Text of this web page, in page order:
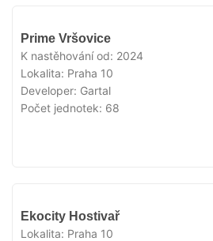
Prime Vršovice
K nastěhování od: 2024
Lokalita: Praha 10
Developer: Gartal
Počet jednotek: 68
Ekocity Hostivař
Lokalita: Praha 10